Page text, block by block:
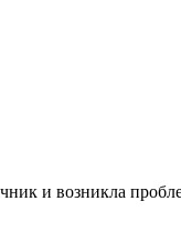
и возникла